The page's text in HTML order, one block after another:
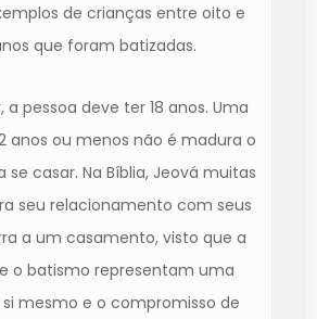
de crianças entre oito e
que foram batizadas.
a pessoa deve ter 18 anos. Uma
anos ou menos não é madura o
casar. Na Bíblia, Jeová muitas
seu relacionamento com seus
a um casamento, visto que a
o batismo representam uma
mesmo e o compromisso de